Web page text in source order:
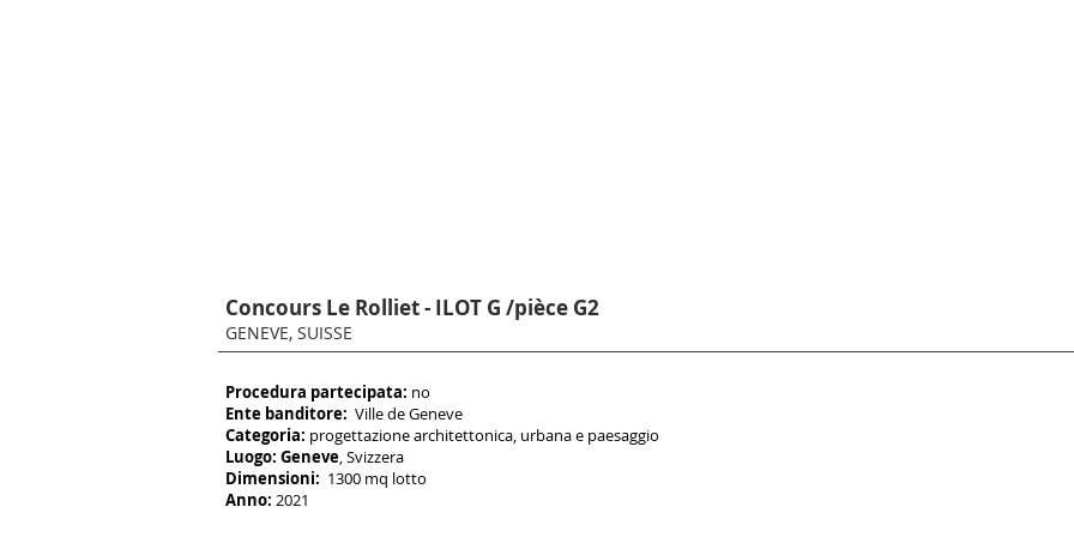
Procedura partecipata: no
Ente banditore: Ville de Geneve
Categoria: progettazione architettonica, urbana e paesaggio
Luogo: Geneve, Svizzera
Dimensioni: 1300 mq lotto
Anno: 2021
Concours Le Rolliet - ILOT G /pièce G2
GENEVE, SUISSE